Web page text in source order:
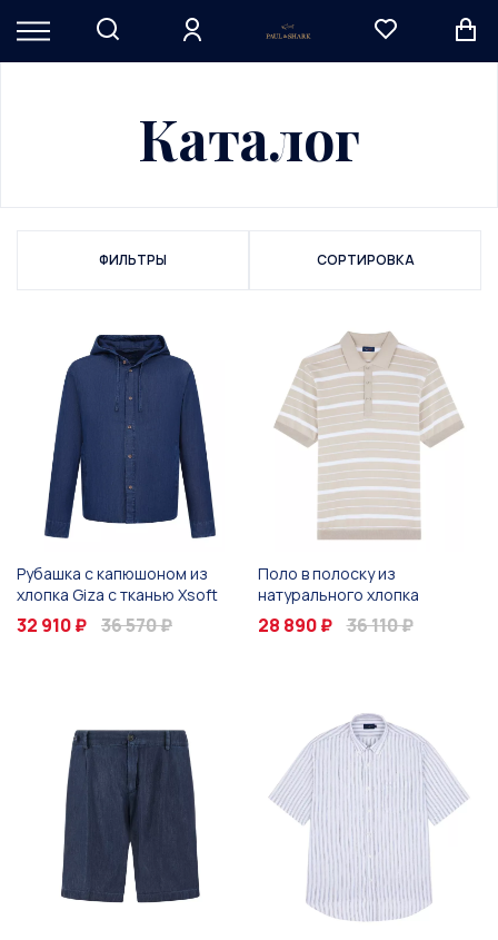
Каталог
ФИЛЬТРЫ СОРТИРОВКА
Рубашка с капюшоном из
хлопка Giza с тканью Xsoft
32 910 ₽ 36 570 ₽
Поло в полоску из
натурального хлопка
28 890 ₽ 36 110 ₽